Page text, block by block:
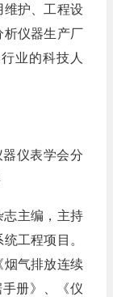
护、工程设
仪器生产厂
业的科技人
仪表学会分
志主编，主持
工程项目。
烟气排放连续
册》、《仪